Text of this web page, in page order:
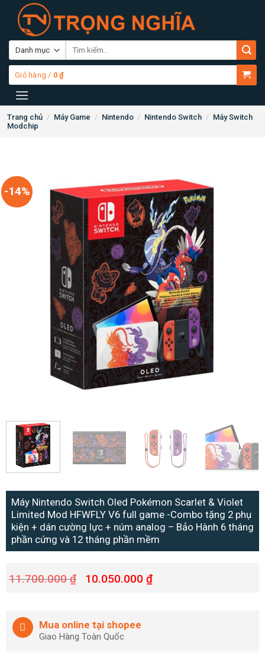
content
Tìm
Giỏ hàng / 0₫
Trang chủ / Máy Game / Nintendo / Nintendo Switch / Máy Switch
Modchip
-14%
Máy Nintendo Switch Oled Pokémon Scarlet & Violet
Limited Mod HFWFLY V6 full game -Combo tặng 2 phụ
kiện + dán cường lực + núm analog – Bảo Hành 6 tháng
phần cứng và 12 tháng phần mềm
11.700.000₫ 10.050.000₫
Mua online tại shopee
Giao Hàng Toàn Quốc